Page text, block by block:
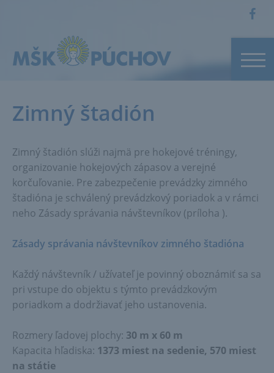
Zimný štadión
Zimný štadión slúži najmä pre hokejové tréningy,
organizovanie hokejových zápasov a verejné
korčuľovanie. Pre zabezpečenie prevádzky zimného
štadióna je schválený prevádzkový poriadok a v rámci
neho Zásady správania návštevníkov (príloha ).
Zásady správania návštevníkov zimného štadióna
Každý návštevník / užívateľ je povinný oboznámiť sa sa
pri vstupe do objektu s týmto prevádzkovým
poriadkom a dodržiavať jeho ustanovenia.
Rozmery ľadovej plochy: 30 m x 60 m
Kapacita hľadiska: 1373 miest na sedenie, 570 miest
na státie